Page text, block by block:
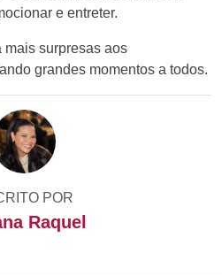
e entreter.
mais surpresas aos
grandes momentos a todos.
POR
Raquel